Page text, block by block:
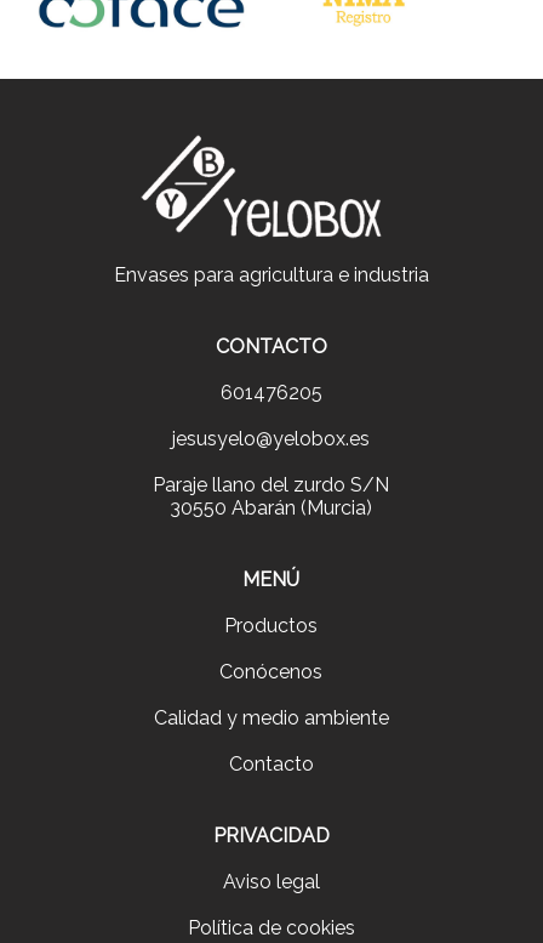
Envases para agricultura e industria
CONTACTO
601476205
jesusyelo@yelobox.es
Paraje llano del zurdo S/N
30550 Abarán (Murcia)
MENÚ
Productos
Conócenos
Calidad y medio ambiente
Contacto
PRIVACIDAD
Aviso legal
Política de cookies